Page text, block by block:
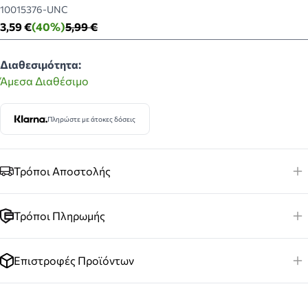
10015376-UNC
5,99 €
(40%)
3,59 €
Διαθεσιμότητα:
Άμεσα Διαθέσιμο
Πληρώστε με άτοκες δόσεις
Τρόποι Αποστολής
Τρόποι Πληρωμής
Επιστροφές Προϊόντων